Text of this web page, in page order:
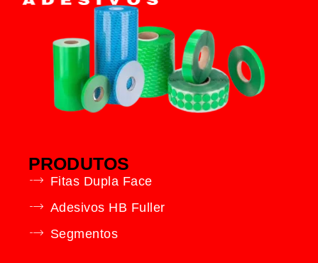
PRODUTOS
Fitas Dupla Face
Adesivos HB Fuller
Segmentos